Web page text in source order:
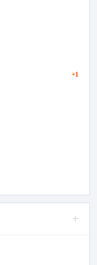
+1
+